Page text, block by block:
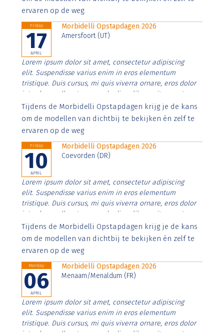
ervaren op de weg.
Friday
17
APRIL
Morbidelli Opstapdagen 2026
Amersfoort (UT)
Lorem ipsum dolor sit amet, consectetur adipiscing
elit. Suspendisse varius enim in eros elementum
tristique. Duis cursus, mi quis viverra ornare, eros dolor
interdum nulla, ut commodo diam libero vitae erat.
Aenean faucibus nibh et justo cursus id rutrum lorem
imperdiet. Nunc ut sem vitae risus tristique posuere.
Tijdens de Morbidelli Opstapdagen krijg je de kans
om de modellen van dichtbij te bekijken én zelf te
ervaren op de weg
Friday
10
APRIL
Morbidelli Opstapdagen 2026
Coevorden (DR)
Lorem ipsum dolor sit amet, consectetur adipiscing
elit. Suspendisse varius enim in eros elementum
tristique. Duis cursus, mi quis viverra ornare, eros dolor
interdum nulla, ut commodo diam libero vitae erat.
Aenean faucibus nibh et justo cursus id rutrum lorem
imperdiet. Nunc ut sem vitae risus tristique posuere.
Tijdens de Morbidelli Opstapdagen krijg je de kans
om de modellen van dichtbij te bekijken én zelf te
ervaren op de weg
Monday
06
APRIL
Morbidelli Opstapdagen 2026
Menaam/Menaldum (FR)
Lorem ipsum dolor sit amet, consectetur adipiscing
elit. Suspendisse varius enim in eros elementum
tristique. Duis cursus, mi quis viverra ornare, eros dolor